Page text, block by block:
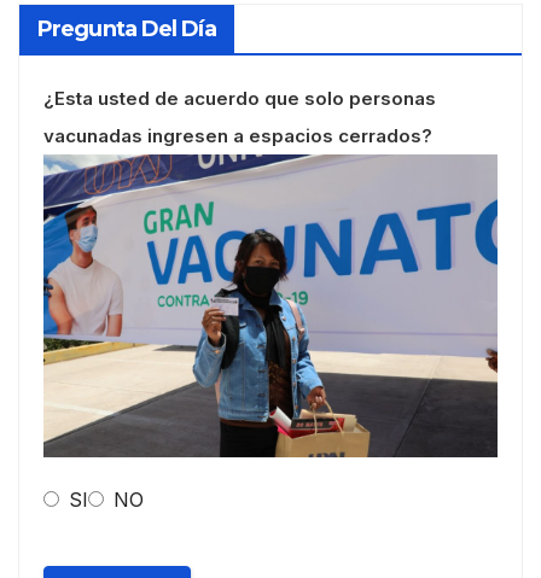
Pregunta Del Día
¿Esta usted de acuerdo que solo personas
vacunadas ingresen a espacios cerrados?
SI NO